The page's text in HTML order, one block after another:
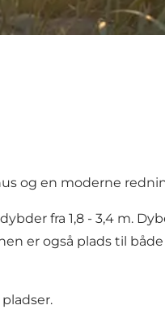
og en moderne
fra 1,8 - 3,4 m.
er også plads til